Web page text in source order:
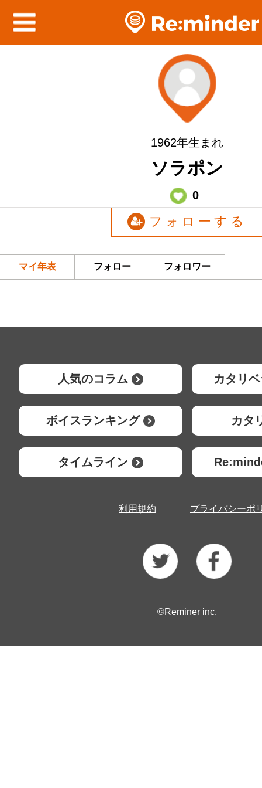
1962年生まれ
ソラポン
0
フォローする
マイ年表 フォロー フォロワー
人気のコラム カタリ
ボイスランキング カタ
タイムライン
利用規約 プライバシーポ
©Reminer inc.